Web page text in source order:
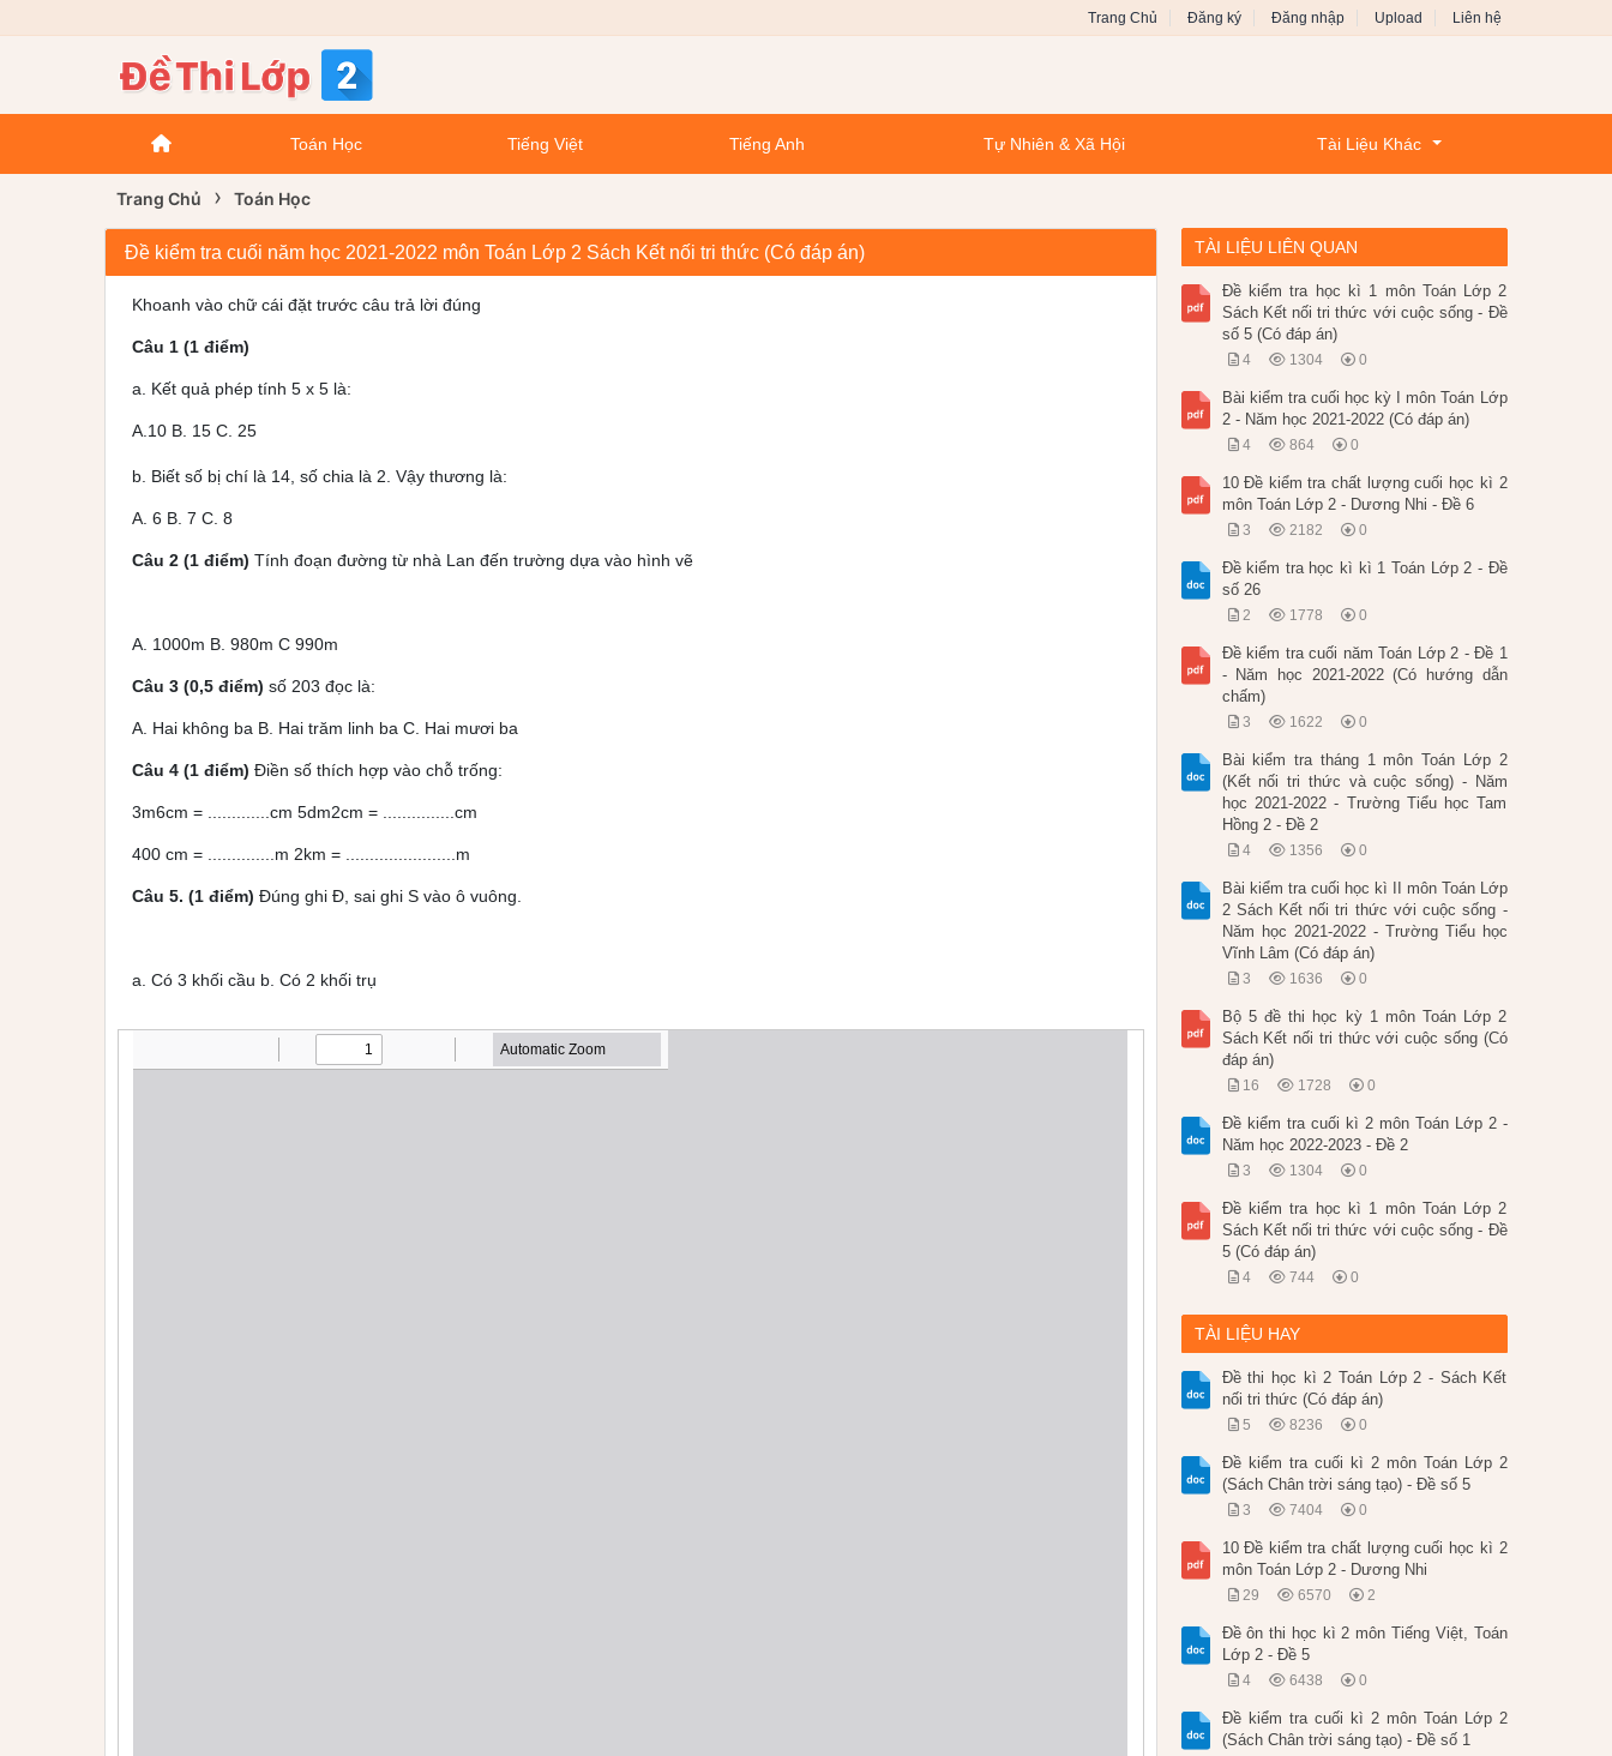
Trang Chủ Đăng ký Đăng nhập Upload Liên hệ
Toán Học Tiếng Việt Tiếng Anh Tự Nhiên & Xã Hội Tài Liệu Khác
Trang Chủ › Toán Học
Đề kiểm tra cuối năm học 2021-2022 môn Toán Lớp 2 Sách Kết nối tri thức (Có đáp án)
Khoanh vào chữ cái đặt trước câu trả lời đúng
Câu 1 (1 điểm)
a. Kết quả phép tính 5 x 5 là:
A.10 B. 15 C. 25
b. Biết số bị chí là 14, số chia là 2. Vậy thương là:
A. 6 B. 7 C. 8
Câu 2 (1 điểm) Tính đoạn đường từ nhà Lan đến trường dựa vào hình vẽ
A. 1000m B. 980m C 990m
Câu 3 (0,5 điểm) số 203 đọc là:
A. Hai không ba B. Hai trăm linh ba C. Hai mươi ba
Câu 4 (1 điểm) Điền số thích hợp vào chỗ trống:
3m6cm = .............cm 5dm2cm = ...............cm
400 cm = ..............m 2km = .......................m
Câu 5. (1 điểm) Đúng ghi Đ, sai ghi S vào ô vuông.
a. Có 3 khối cầu b. Có 2 khối trụ
TÀI LIỆU LIÊN QUAN
Đề kiểm tra học kì 1 môn Toán Lớp 2
Sách Kết nối tri thức với cuộc sống - Đề
số 5 (Có đáp án)
4 1304 0
Bài kiểm tra cuối học kỳ I môn Toán Lớp
2 - Năm học 2021-2022 (Có đáp án)
4 864 0
10 Đề kiểm tra chất lượng cuối học kì 2
môn Toán Lớp 2 - Dương Nhi - Đề 6
3 2182 0
Đề kiểm tra học kì kì 1 Toán Lớp 2 - Đề
số 26
2 1778 0
Đề kiểm tra cuối năm Toán Lớp 2 - Đề 1
- Năm học 2021-2022 (Có hướng dẫn
chấm)
3 1622 0
Bài kiểm tra tháng 1 môn Toán Lớp 2
(Kết nối tri thức và cuộc sống) - Năm
học 2021-2022 - Trường Tiểu học Tam
Hồng 2 - Đề 2
4 1356 0
Bài kiểm tra cuối học kì II môn Toán Lớp
2 Sách Kết nối tri thức với cuộc sống -
Năm học 2021-2022 - Trường Tiểu học
Vĩnh Lâm (Có đáp án)
3 1636 0
Bộ 5 đề thi học kỳ 1 môn Toán Lớp 2
Sách Kết nối tri thức với cuộc sống (Có
đáp án)
16 1728 0
Đề kiểm tra cuối kì 2 môn Toán Lớp 2 -
Năm học 2022-2023 - Đề 2
3 1304 0
Đề kiểm tra học kì 1 môn Toán Lớp 2
Sách Kết nối tri thức với cuộc sống - Đề
5 (Có đáp án)
4 744 0
TÀI LIỆU HAY
Đề thi học kì 2 Toán Lớp 2 - Sách Kết
nối tri thức (Có đáp án)
5 8236 0
Đề kiểm tra cuối kì 2 môn Toán Lớp 2
(Sách Chân trời sáng tạo) - Đề số 5
3 7404 0
10 Đề kiểm tra chất lượng cuối học kì 2
môn Toán Lớp 2 - Dương Nhi
29 6570 2
Đề ôn thi học kì 2 môn Tiếng Việt, Toán
Lớp 2 - Đề 5
4 6438 0
Đề kiểm tra cuối kì 2 môn Toán Lớp 2
(Sách Chân trời sáng tạo) - Đề số 1